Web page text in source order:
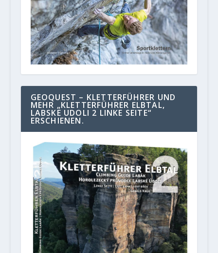
GEOQUEST – KLETTERFÜHRER UND
MEHR „KLETTERFÜHRER ELBTAL,
LABSKE UDOLI 2 LINKE SEITE“
ERSCHIENEN.